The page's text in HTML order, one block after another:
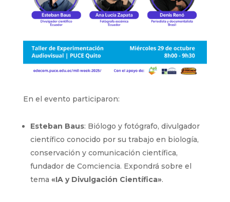
En el evento participaron:
Esteban Baus: Biólogo y fotógrafo, divulgador
científico conocido por su trabajo en biología,
conservación y comunicación científica,
fundador de Comciencia. Expondrá sobre el
tema «IA y Divulgación Científica».